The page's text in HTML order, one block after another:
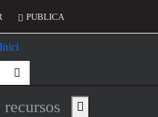
compte d'usuari
PUBLICA
principal de
recursos Show main menu